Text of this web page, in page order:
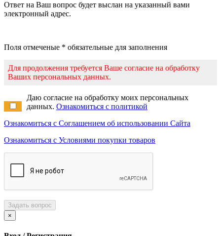
Ответ на Ваш вопрос будет выслан на указанный вами
электронный адрес.
Поля отмеченые * обязательные для заполнения
Для продолжения требуется Ваше согласие на обработку
Ваших персональных данных.
Даю согласие на обработку моих персональных
данных. Ознакомиться с политикой
Ознакомиться с Соглашением об использовании Сайта
Ознакомиться с Условиями покупки товаров
Задать вопрос
×